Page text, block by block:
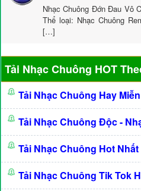
Nhạc Chuông Đớn Đau Vô
Thể loại: Nhạc Chuông
[…]
Tải Nhạc Chuông HOT
Tải Nhạc Chuông Hay
Tải Nhạc Chuông Độc -
Tải Nhạc Chuông Hot Nhất
Tải Nhạc Chuông Tik Tok